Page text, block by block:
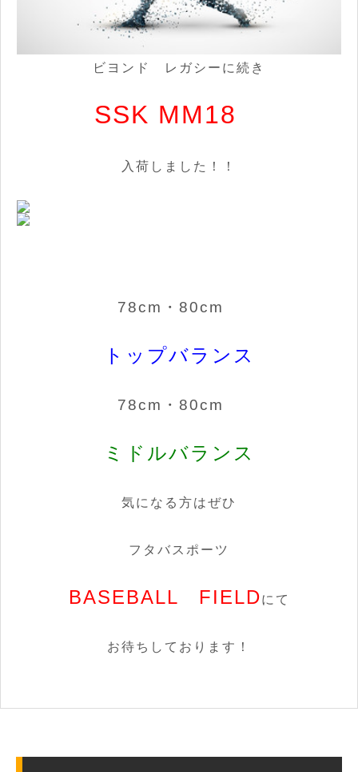
ビヨンド レガシーに続き
SSK MM18
入荷しました！！
78cm・80cm
トップバランス
78cm・80cm
ミドルバランス
気になる方はぜひ
フタバスポーツ
BASEBALL FIELDにて
お待ちしております！